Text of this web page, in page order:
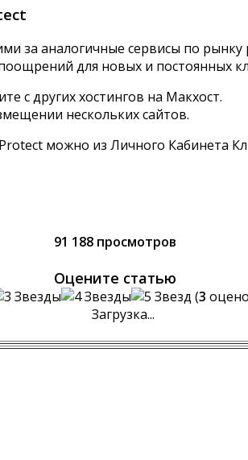
за аналогичные сервисы по
для новых и постоянных
с других хостингов на Макхост.
нескольких сайтов.
можно из Личного Кабинета
91 188 просмотров
Оцените статью
(3
Загрузка...